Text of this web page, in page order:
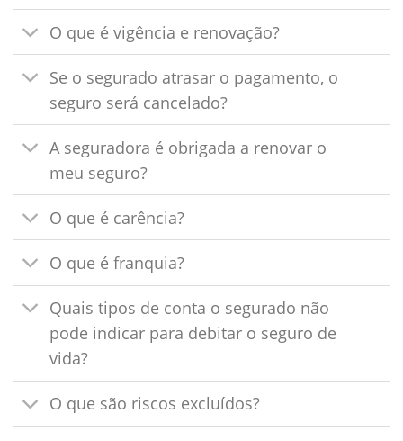
O que é vigência e renovação?
Se o segurado atrasar o pagamento, o
seguro será cancelado?
A seguradora é obrigada a renovar o
meu seguro?
O que é carência?
O que é franquia?
Quais tipos de conta o segurado não
pode indicar para debitar o seguro de
vida?
O que são riscos excluídos?